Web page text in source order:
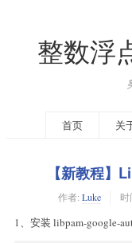
整数浮
首页 关
【新教程】
作者: Luke 时
1、安装 libpam-google-